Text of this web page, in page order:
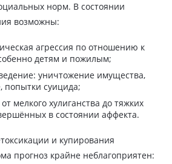
норм. В состоянии
возможны:
агрессия по отношению к
детям и пожилым;
уничтожение имущества,
попытки суицида;
мелкого хулиганства до тяжких
в состоянии аффекта.
и купирования
прогноз крайне неблагоприятен: